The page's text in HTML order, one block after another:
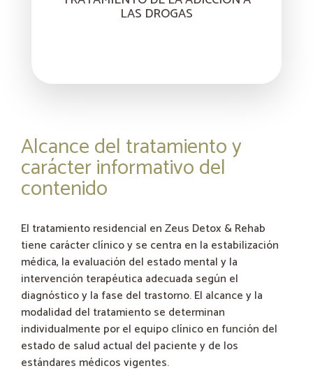
LAS DROGAS
Alcance del tratamiento y
carácter informativo del
contenido
El tratamiento residencial en Zeus Detox & Rehab
tiene carácter clínico y se centra en la estabilización
médica, la evaluación del estado mental y la
intervención terapéutica adecuada según el
diagnóstico y la fase del trastorno. El alcance y la
modalidad del tratamiento se determinan
individualmente por el equipo clínico en función del
estado de salud actual del paciente y de los
estándares médicos vigentes.